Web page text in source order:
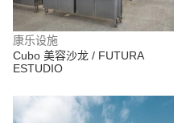
康乐设施
Cubo 美容沙龙 / FUTURA
ESTUDIO